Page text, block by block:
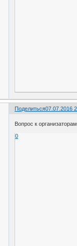
Поделиться07.07.2016
Вопрос к
0